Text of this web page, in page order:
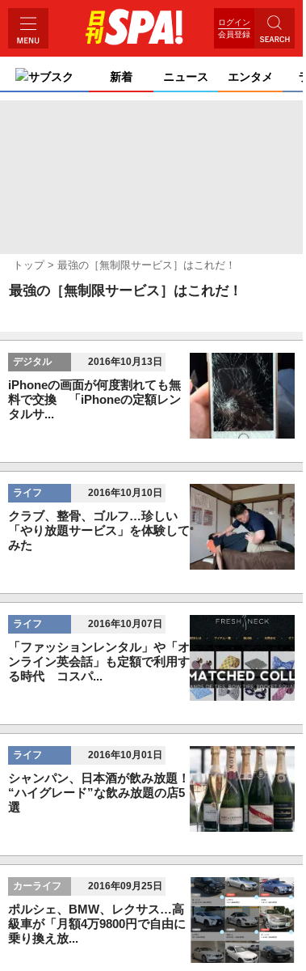
ログイン
会員登録
サブスク 新着 ニュース エンタメ
トップ 最強の［無制限サービス］はこれだ！
最強の［無制限サービス］はこれだ！
デジタル 2016年10月13日
iPhoneの画面が何度割れても無
料で交換 「iPhoneの定額レン
タルサ...
ライフ 2016年10月10日
クラブ、整骨、ゴルフ…珍しい
「やり放題サービス」を体験して
みた
ライフ 2016年10月07日
「ファッションレンタル」や「オ
ンライン英会話」も定額で利用す
る時代 コスパ...
ライフ 2016年10月01日
シャンパン、日本酒が飲み放題！
“ハイグレード”な飲み放題の店5
選
カーライフ 2016年09月25日
ポルシェ、BMW、レクサス…高
級車が「月額4万9800円で自由に
乗り換え放...